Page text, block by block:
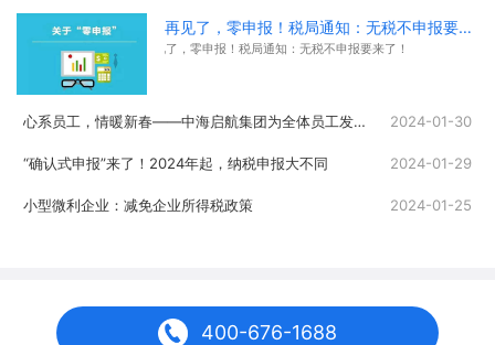
再见了，零申报！税局通知：无税不申报要来了！
再见了，零申报！税局通知：无税不申报要来了！
心系员工，情暖新春——中海启航集团为全体员工发放春节福利 2024-01-30
“确认式申报”来了！2024年起，纳税申报大不同 2024-01-29
小型微利企业：减免企业所得税政策 2024-01-25
400-676-1688